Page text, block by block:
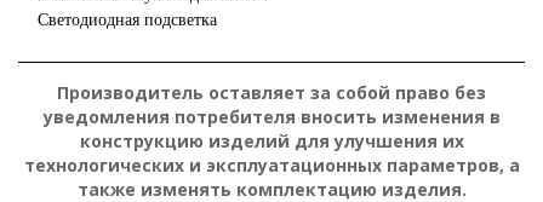
Светодиодная подсветка
Производитель оставляет за собой право без
уведомления потребителя вносить изменения в
конструкцию изделий для улучшения их
технологических и эксплуатационных параметров, а
также изменять комплектацию изделия.